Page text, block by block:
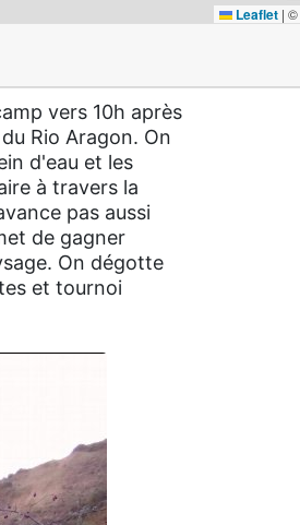
Leaflet | ©
vers 10h après
Rio Aragon. On
d'eau et les
à travers la
pas aussi
de gagner
On dégotte
et tournoi